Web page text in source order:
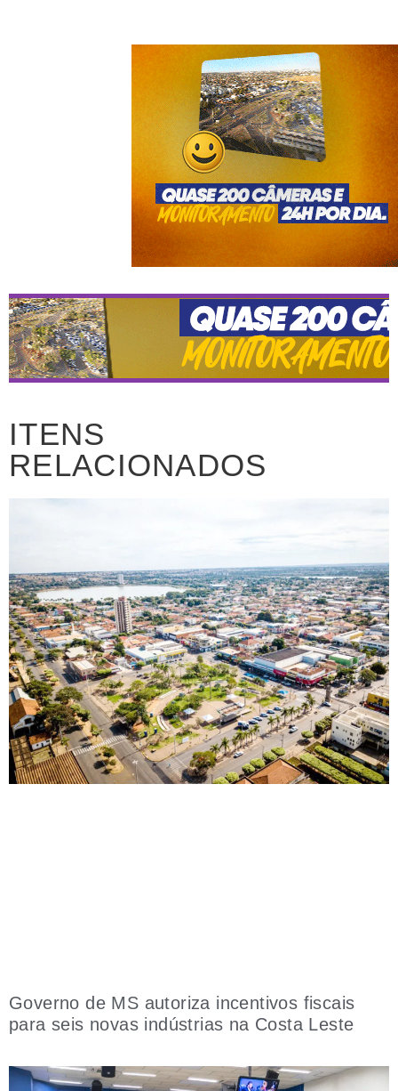
ITENS
RELACIONADOS
Governo de MS autoriza incentivos fiscais
para seis novas indústrias na Costa Leste